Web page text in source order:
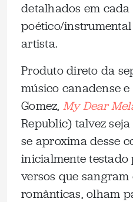
detalhados em
poético/
artista.
Produto direto da
músico canadense
Gomez, My Dear
Republic) talvez
se aproxima desse
inicialmente testado
versos que sangram
românticas, olham